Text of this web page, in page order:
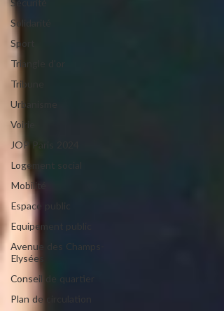
Sécurité
Solidarité
Sport
Triangle d'or
Tribune
Urbanisme
Voirie
JOP Paris 2024
Logement social
Mobilité
Espace public
Equipement public
Avenue des Champs-
Elysées
Conseil de quartier
Plan de circulation